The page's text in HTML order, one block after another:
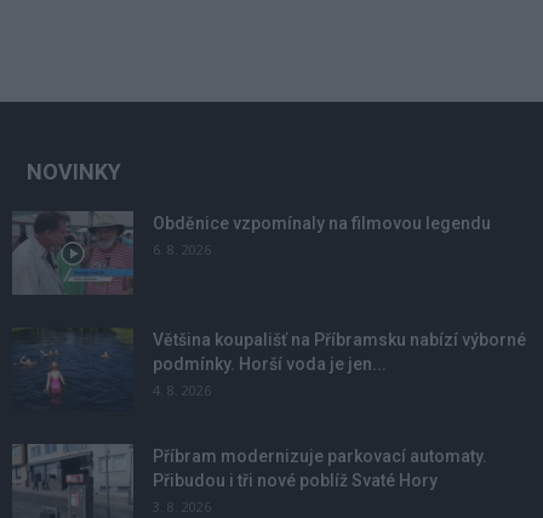
NOVINKY
Obděnice vzpomínaly na filmovou legendu
6. 8. 2026
Většina koupališť na Příbramsku nabízí výborné
podmínky. Horší voda je jen...
4. 8. 2026
Příbram modernizuje parkovací automaty.
Přibudou i tři nové poblíž Svaté Hory
3. 8. 2026